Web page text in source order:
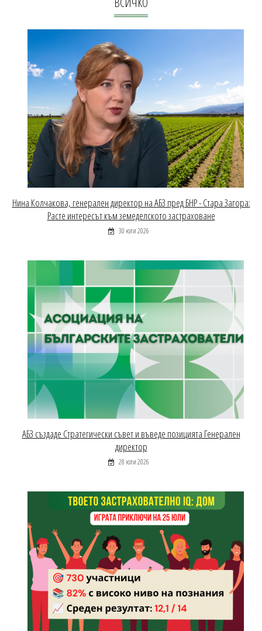
Нина Колчакова, генерален директор на АБЗ пред БНР - Стара Загора:
Расте интересът към земеделското застраховане
30 юли 2026
АБЗ създаде Стратегически съвет и въведе позицията Генерален
директор
28 юли 2026